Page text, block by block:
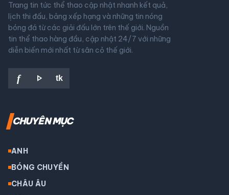
Trang tin tức thể thao cập nhật nhanh kết quả,
lịch thi đấu, bảng xếp hạng và những tin nóng
bóng đá từ các giải đấu lớn trên thế giới. Nguồn
tin thể thao hàng đầu, cập nhật 24/7 với những
diễn biến mới nhất từ sân cỏ thế giới.
f play_arrow tk
CHUYÊN MỤC
ANH
BÓNG CHUYỀN
CHÂU ÂU